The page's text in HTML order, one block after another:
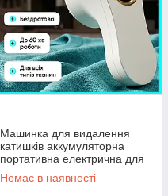
Машинка для видалення
катишків аккумуляторна
портативна електрична для
стрижки ковтунців для одягу
електрична потужна
Немає в наявності